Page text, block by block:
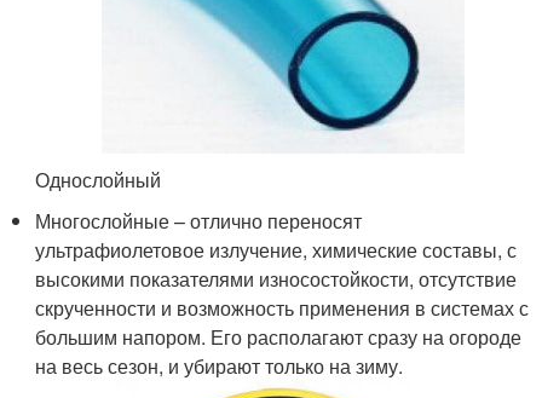
Однослойный
Многослойные – отлично переносят
ультрафиолетовое излучение, химические составы, с
высокими показателями износостойкости, отсутствие
скрученности и возможность применения в системах с
большим напором. Его располагают сразу на огороде
на весь сезон, и убирают только на зиму.